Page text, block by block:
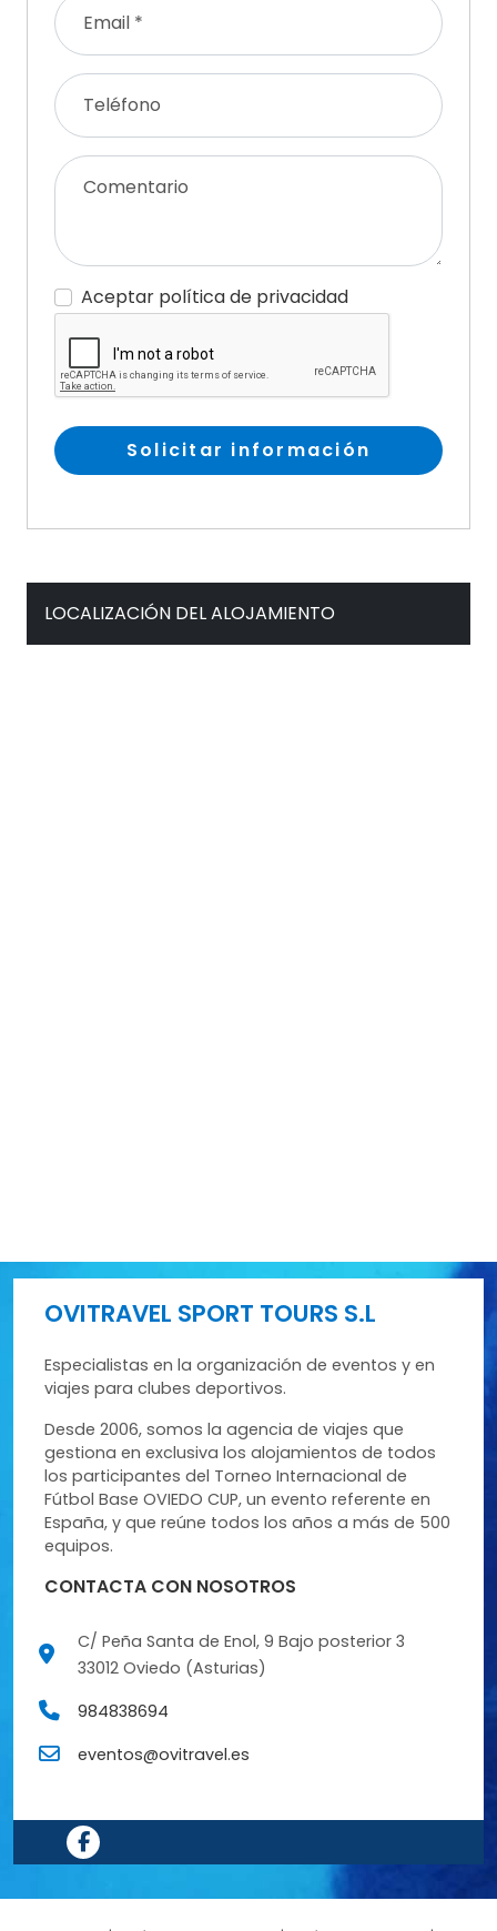
Email *
Teléfono
Comentario
Aceptar política de privacidad
Solicitar información
LOCALIZACIÓN DEL ALOJAMIENTO
OVITRAVEL SPORT TOURS S.L
Especialistas en la organización de eventos y en
viajes para clubes deportivos.
Desde 2006, somos la agencia de viajes que
gestiona en exclusiva los alojamientos de todos
los participantes del Torneo Internacional de
Fútbol Base OVIEDO CUP, un evento referente en
España, y que reúne todos los años a más de 500
equipos.
CONTACTA CON NOSOTROS
C/ Peña Santa de Enol, 9 Bajo posterior 3
33012 Oviedo (Asturias)
984838694
eventos@ovitravel.es